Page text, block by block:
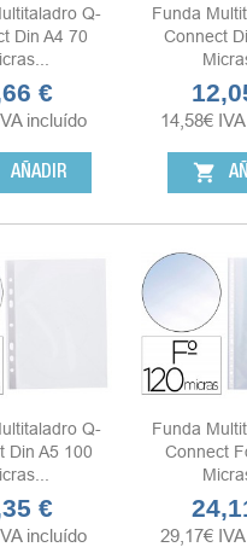
Q-
Din A4 70
€
incluído
AÑADIR
Funda
Connect
Precio
14,58€
shopping_cart
Q-
Din A5 100
€
incluído
Funda
Connect
Precio
29,17€